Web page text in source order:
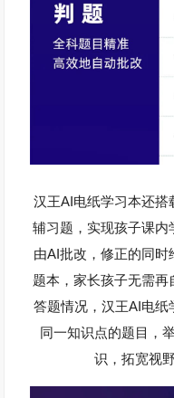
汉王AI电纸学习本还搭
辅习题，实现孩子课内
由AI批改，修正的同时
题本，家长孩子无需
答题情况，汉王AI电纸
同一知识点的题目，
识，拓宽视